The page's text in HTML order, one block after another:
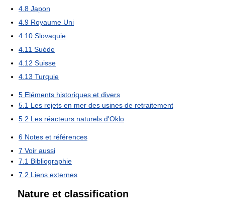
4.8 Japon
4.9 Royaume Uni
4.10 Slovaquie
4.11 Suède
4.12 Suisse
4.13 Turquie
5 Eléments historiques et divers
5.1 Les rejets en mer des usines de retraitement
5.2 Les réacteurs naturels d'Oklo
6 Notes et références
7 Voir aussi
7.1 Bibliographie
7.2 Liens externes
Nature et classification